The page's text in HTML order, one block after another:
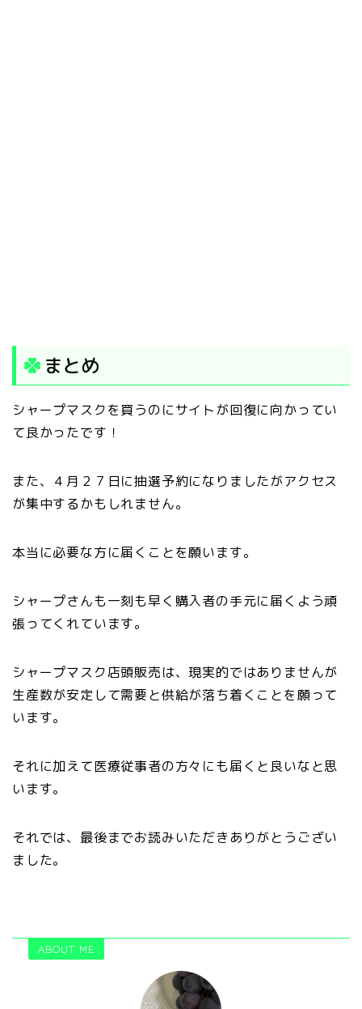
まとめ
シャープマスクを買うのにサイトが回復に向かってい
て良かったです！
また、４月２７日に抽選予約になりましたがアクセス
が集中するかもしれません。
本当に必要な方に届くことを願います。
シャープさんも一刻も早く購入者の手元に届くよう頑
張ってくれています。
シャープマスク店頭販売は、現実的ではありませんが
生産数が安定して需要と供給が落ち着くことを願って
います。
それに加えて医療従事者の方々にも届くと良いなと思
います。
それでは、最後までお読みいただきありがとうござい
ました。
ABOUT ME